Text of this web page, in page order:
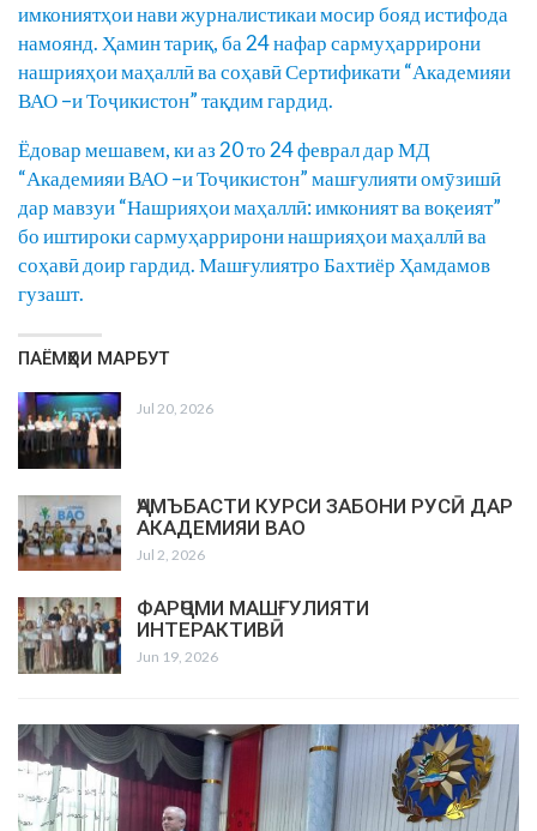
имкониятҳои нави журналистикаи мосир бояд истифода
намоянд. Ҳамин тариқ, ба 24 нафар сармуҳаррирони
нашрияҳои маҳаллӣ ва соҳавӣ Сертификати “Академияи
ВАО –и Тоҷикистон” тақдим гардид.
Ёдовар мешавем, ки аз 20 то 24 феврал дар МД
“Академияи ВАО –и Тоҷикистон” машғулияти омӯзишӣ
дар мавзуи “Нашрияҳои маҳаллӣ: имконият ва воқеият”
бо иштироки сармуҳаррирони нашрияҳои маҳаллӣ ва
соҳавӣ доир гардид. Машғулиятро Бахтиёр Ҳамдамов
гузашт.
ПАЁМҲОИ МАРБУТ
Jul 20, 2026
ҶАМЪБАСТИ КУРСИ ЗАБОНИ РУСӢ ДАР
АКАДЕМИЯИ ВАО
Jul 2, 2026
ФАРҶОМИ МАШҒУЛИЯТИ
ИНТЕРАКТИВӢ
Jun 19, 2026